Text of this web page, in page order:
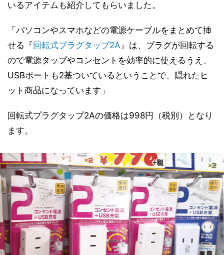
いるアイテムも紹介してもらいました。
「パソコンやスマホなどの電源ケーブルをまとめて挿
せる『回転式プラグタップ2A 』は、プラグが回転する
ので電源タップやコンセントを効率的に使えるうえ、
USBポートも2基ついているということで、隠れたヒ
ット商品になっています」
回転式プラグタップ2Aの価格は998円（税別）となり
ます。